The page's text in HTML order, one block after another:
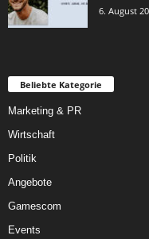
6. August
Beliebte Kategorie
Marketing & PR
Wirtschaft
Politik
Angebote
Gamescom
Events